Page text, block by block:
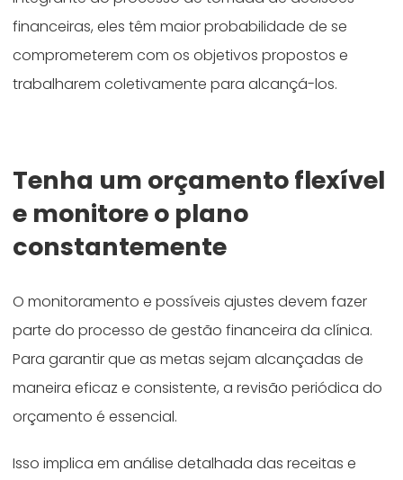
financeiras, eles têm maior probabilidade de se
comprometerem com os objetivos propostos e
trabalharem coletivamente para alcançá-los.
Tenha um orçamento flexível
e monitore o plano
constantemente
O monitoramento e possíveis ajustes devem fazer
parte do processo de gestão financeira da clínica.
Para garantir que as metas sejam alcançadas de
maneira eficaz e consistente, a revisão periódica do
orçamento é essencial.
Isso implica em análise detalhada das receitas e